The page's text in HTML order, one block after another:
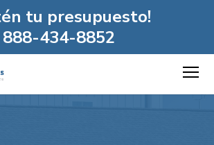
tu presupuesto!
888-434-8852